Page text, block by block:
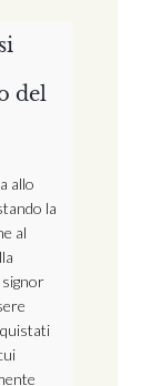
del
allo
la
al
signor